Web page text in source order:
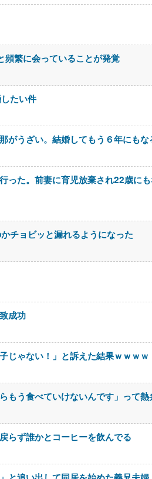
頻繁に会っていることが発覚
たい件
がうざい。結婚してもう６年にも
った。前妻に育児放棄され22歳
チョビッと漏れるようになった
成功
じゃない！」と訴えた結果ｗｗｗｗ
もう食べていけないんです」って
らず誰かとコーヒーを飲んでる